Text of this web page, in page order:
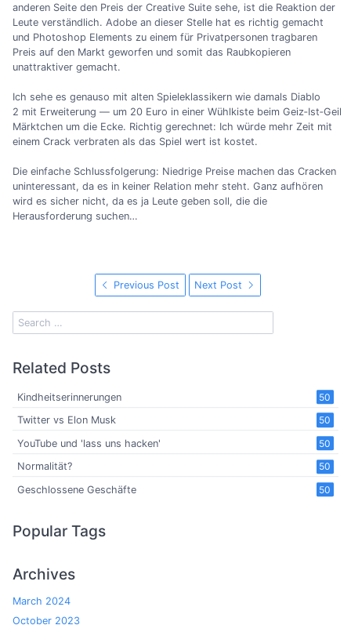
anderen Seite den Preis der Creative Suite sehe, ist die Reaktion der
Leute verständlich. Adobe an dieser Stelle hat es richtig gemacht
und Photoshop Elements zu einem für Privatpersonen tragbaren
Preis auf den Markt geworfen und somit das Raubkopieren
unattraktiver gemacht.
Ich sehe es genauso mit alten Spieleklassikern wie damals Diablo
2 mit Erweiterung — um 20 Euro in einer Wühlkiste beim Geiz‐Ist‐Geil
Märktchen um die Ecke. Richtig gerechnet: Ich würde mehr Zeit mit
einem Crack verbraten als das Spiel wert ist kostet.
Die einfache Schlussfolgerung: Niedrige Preise machen das Cracken
uninteressant, da es in keiner Relation mehr steht. Ganz aufhören
wird es sicher nicht, da es ja Leute geben soll, die die
Herausforderung suchen…
Previous Post Next Post
Related Posts
50
Kindheitserinnerungen
50
Twitter vs Elon Musk
50
YouTube und 'lass uns hacken'
50
Normalität?
50
Geschlossene Geschäfte
Popular Tags
Archives
March 2024
October 2023